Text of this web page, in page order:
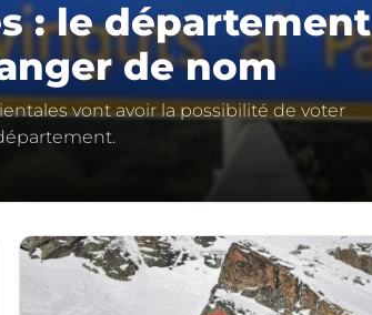
: le département
de nom
vont avoir la possibilité de voter